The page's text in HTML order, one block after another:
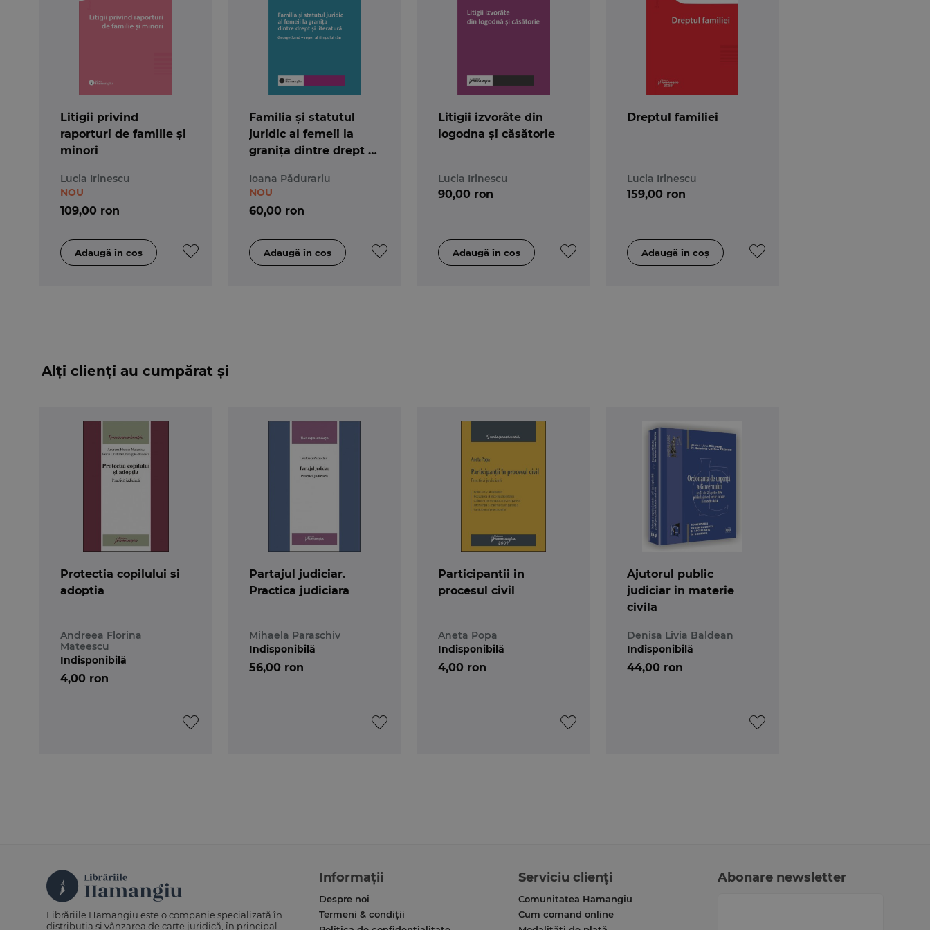
Litigii privind
raporturi de familie și
minori
Lucia Irinescu
109,00 ron
NOU
Familia și statutul
juridic al femeii la
granița dintre drept și
Sand – reper al
timpului său
Ioana Pădurariu
60,00 ron
NOU
Litigii izvorâte din
logodna și căsătorie
Lucia Irinescu
90,00 ron
Dreptul familiei
Lucia Irinescu
159,00 ron
Alți clienți au cumpărat și
Protectia copilului si
adoptia
Andreea Florina
Mateescu
4,00 ron
Indisponibilă
Partajul judiciar.
Practica judiciara
Mihaela Paraschiv
56,00 ron
Indisponibilă
Participantii in
procesul civil
Aneta Popa
4,00 ron
Indisponibilă
Ajutorul public
judiciar in materie
civila
Denisa Livia Baldean
44,00 ron
Indisponibilă
Librăriile Hamangiu este o companie specializată în
distribuția și vânzarea de carte juridică, în principal
Informații
Despre noi
Termeni & condiții
Serviciu clienți
Comunitatea Hamangiu
Cum comand online
Abonare newsletter